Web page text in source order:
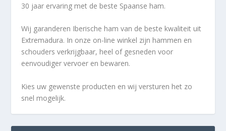
30 jaar ervaring met de beste Spaanse ham.
Wij garanderen Iberische ham van de beste kwaliteit uit
Extremadura. In onze on-line winkel zijn hammen en
schouders verkrijgbaar, heel of gesneden voor
eenvoudiger vervoer en bewaren.
Kies uw gewenste producten en wij versturen het zo
snel mogelijk.